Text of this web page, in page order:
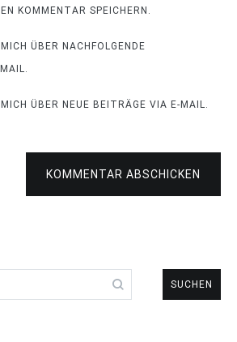
KOMMENTAR SPEICHERN.
ÜBER NACHFOLGENDE
ÜBER NEUE BEITRÄGE VIA E-MAIL.
KOMMENTAR ABSCHICKEN